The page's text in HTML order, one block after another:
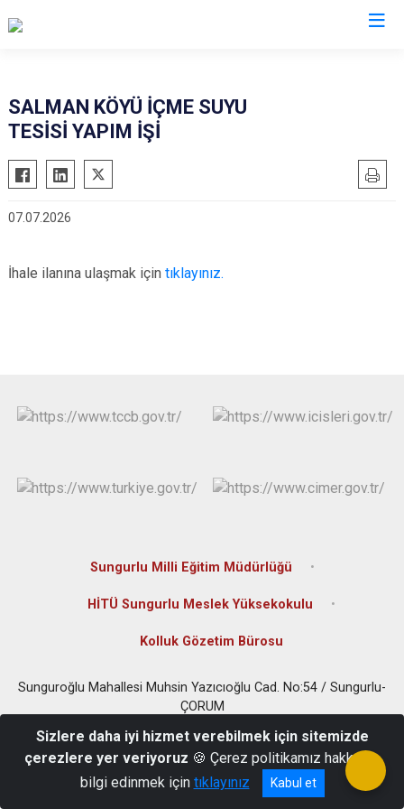
Alaca
Bayat
Dodurga
Kargı
Uğurludağ
SALMAN KÖYÜ İÇME SUYU
TESİSİ YAPIM İŞİ
07.07.2026
İhale ilanına ulaşmak için tıklayınız.
Sungurlu Milli Eğitim Müdürlüğü
HİTÜ Sungurlu Meslek Yüksekokulu
Kolluk Gözetim Bürosu
Sunguroğlu Mahallesi Muhsin Yazıcıoğlu Cad. No:54 / Sungurlu-
ÇORUM
0(364) 311 80 01
Sizlere daha iyi hizmet verebilmek için sitemizde
çerezlere yer veriyoruz 🍪 Çerez politikamız hakkında
bilgi edinmek için tıklayınız Kabul et